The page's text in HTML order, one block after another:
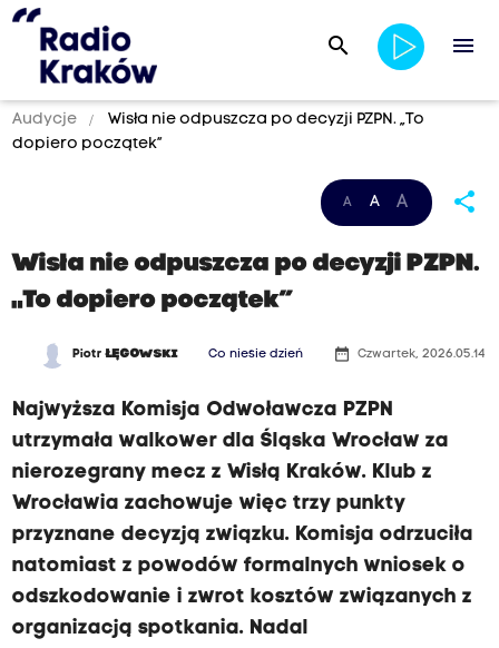
search menu
Audycje
Wisła nie odpuszcza po decyzji PZPN. „To
dopiero początek”
A A A share
Wisła nie odpuszcza po decyzji PZPN.
„To dopiero początek”
PiotrŁĘGOWSKI Co niesie dzień date_range Czwartek, 2026.05.14
Najwyższa Komisja Odwoławcza PZPN
utrzymała walkower dla Śląska Wrocław za
nierozegrany mecz z Wisłą Kraków. Klub z
Wrocławia zachowuje więc trzy punkty
przyznane decyzją związku. Komisja odrzuciła
natomiast z powodów formalnych wniosek o
odszkodowanie i zwrot kosztów związanych z
organizacją spotkania. Nadal